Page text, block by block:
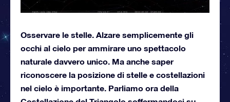
Osservare le stelle. Alzare semplicemente gli
occhi al cielo per ammirare uno spettacolo
naturale davvero unico. Ma anche saper
riconoscere la posizione di stelle e costellazioni
nel cielo è importante. Parliamo ora della